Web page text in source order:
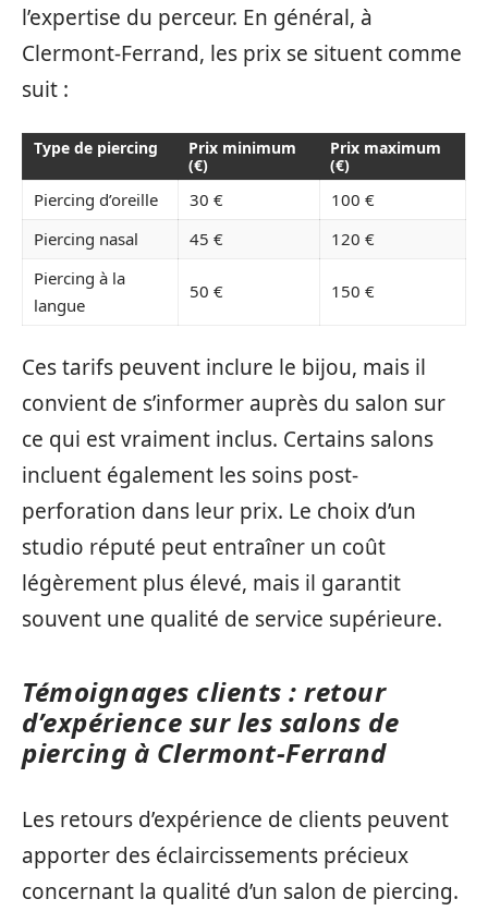
l’expertise du perceur. En général, à
Clermont-Ferrand, les prix se situent comme
suit :
Type de piercing
Prix minimum
(€)
Prix maximum
(€)
Piercing d’oreille 30 €
100 €
Piercing nasal
45 €
120 €
Piercing à la
langue
50 € 150 €
Ces tarifs peuvent inclure le bijou, mais il
convient de s’informer auprès du salon sur
ce qui est vraiment inclus. Certains salons
incluent également les soins post-
perforation dans leur prix. Le choix d’un
studio réputé peut entraîner un coût
légèrement plus élevé, mais il garantit
souvent une qualité de service supérieure.
Témoignages clients : retour
d’expérience sur les salons de
piercing à Clermont-Ferrand
Les retours d’expérience de clients peuvent
apporter des éclaircissements précieux
concernant la qualité d’un salon de piercing.